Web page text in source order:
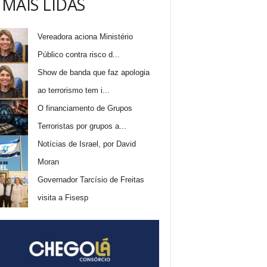
LIDAS
Vereadora aciona Ministério
Público contra risco d...
Show de banda que faz apologia
ao terrorismo tem i...
O financiamento de Grupos
Terroristas por grupos a...
Notícias de Israel, por David
Moran
Governador Tarcísio de Freitas
visita a Fisesp